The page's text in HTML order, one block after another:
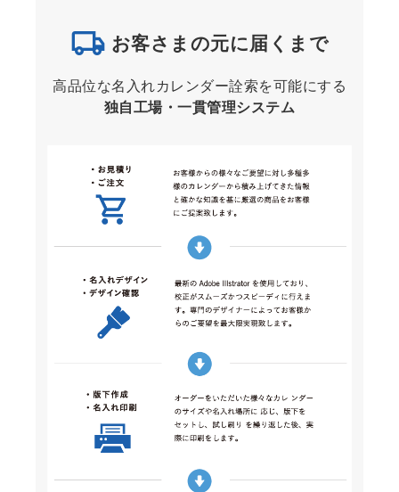
お客さまの元に届くまで
高品位な名入れカレンダー詮索を可能にする
独自工場・一貫管理システム